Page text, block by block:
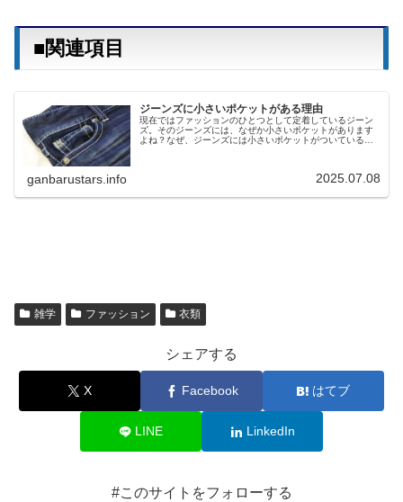
■関連項目
ジーンズに小さいポケットがある理由
現在ではファッションのひとつとして定着しているジーン
ズ。そのジーンズには、なぜか小さいポケットがあります
よね？なぜ、ジーンズには小さいポケットがついているの
ganbarustars.info 2025.07.08
雑学 ファッション 衣類
シェアする
X Facebook はてブ
LINE LinkedIn
#このサイトをフォローする